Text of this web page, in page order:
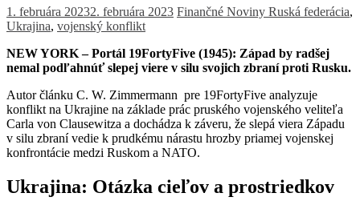
1. februára 20232. februára 2023 Finančné Noviny Ruská federácia,
Ukrajina, vojenský konflikt
NEW YORK – Portál 19FortyFive (1945): Západ by radšej
nemal podľahnúť slepej viere v silu svojich zbraní proti Rusku.
Autor článku C. W. Zimmermann pre 19FortyFive analyzuje
konflikt na Ukrajine na základe prác pruského vojenského veliteľa
Carla von Clausewitza a dochádza k záveru, že slepá viera Západu
v silu zbraní vedie k prudkému nárastu hrozby priamej vojenskej
konfrontácie medzi Ruskom a NATO.
Ukrajina: Otázka cieľov a prostriedkov